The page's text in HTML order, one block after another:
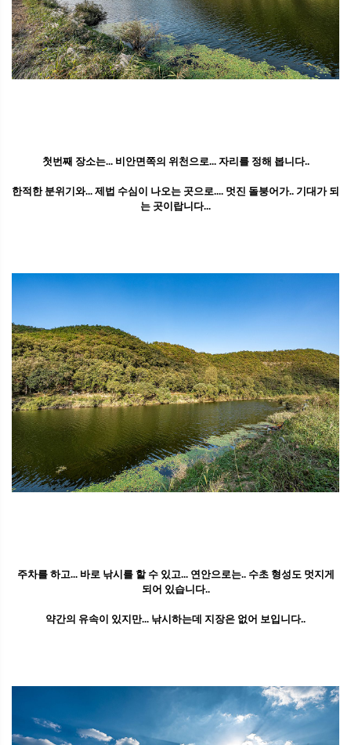
첫번째 장소는... 비안면쪽의 위천으로... 자리를 정해 봅니다..
한적한 분위기와... 제법 수심이 나오는 곳으로.... 멋진 돌붕어가.. 기대가 되
는 곳이랍니다...
주차를 하고... 바로 낚시를 할 수 있고... 연안으로는.. 수초 형성도 멋지게
되어 있습니다..
약간의 유속이 있지만... 낚시하는데 지장은 없어 보입니다..